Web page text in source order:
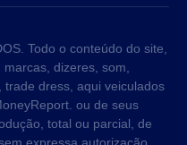
Todo o conteúdo do site,
dizeres, som,
dress, aqui veiculados
ou de seus
total ou parcial, de